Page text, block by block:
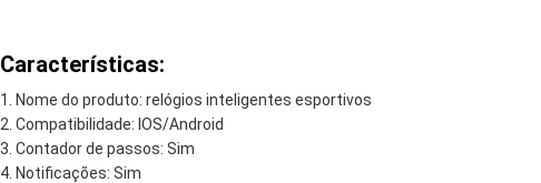
Características:
Nome do produto: relógios inteligentes esportivos
Compatibilidade: IOS/Android
Contador de passos: Sim
Notificações: Sim